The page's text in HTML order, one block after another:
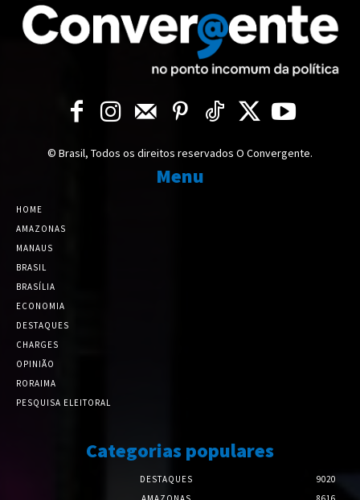
© Brasil, Todos os direitos reservados O Convergente.
Menu
HOME
AMAZONAS
MANAUS
BRASIL
BRASÍLIA
ECONOMIA
DESTAQUES
CHARGES
OPINIÃO
RORAIMA
PESQUISA ELEITORAL
Categorias populares
DESTAQUES
9020